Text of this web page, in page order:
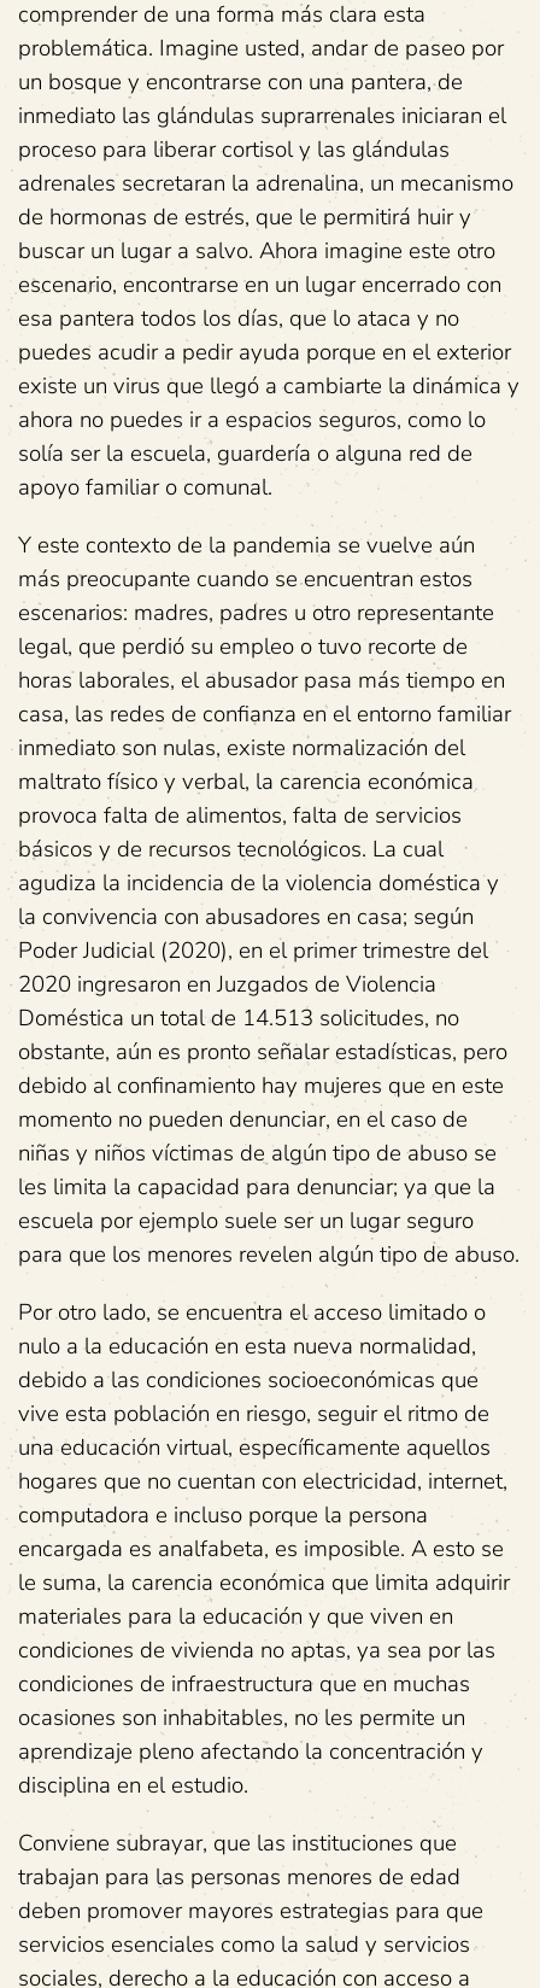
comprender de una forma más clara esta
problemática. Imagine usted, andar de paseo por
un bosque y encontrarse con una pantera, de
inmediato las glándulas suprarrenales iniciaran el
proceso para liberar cortisol y las glándulas
adrenales secretaran la adrenalina, un mecanismo
de hormonas de estrés, que le permitirá huir y
buscar un lugar a salvo. Ahora imagine este otro
escenario, encontrarse en un lugar encerrado con
esa pantera todos los días, que lo ataca y no
puedes acudir a pedir ayuda porque en el exterior
existe un virus que llegó a cambiarte la dinámica y
ahora no puedes ir a espacios seguros, como lo
solía ser la escuela, guardería o alguna red de
apoyo familiar o comunal.
Y este contexto de la pandemia se vuelve aún
más preocupante cuando se encuentran estos
escenarios: madres, padres u otro representante
legal, que perdió su empleo o tuvo recorte de
horas laborales, el abusador pasa más tiempo en
casa, las redes de confianza en el entorno familiar
inmediato son nulas, existe normalización del
maltrato físico y verbal, la carencia económica
provoca falta de alimentos, falta de servicios
básicos y de recursos tecnológicos. La cual
agudiza la incidencia de la violencia doméstica y
la convivencia con abusadores en casa; según
Poder Judicial (2020), en el primer trimestre del
2020 ingresaron en Juzgados de Violencia
Doméstica un total de 14.513 solicitudes, no
obstante, aún es pronto señalar estadísticas, pero
debido al confinamiento hay mujeres que en este
momento no pueden denunciar, en el caso de
niñas y niños víctimas de algún tipo de abuso se
les limita la capacidad para denunciar; ya que la
escuela por ejemplo suele ser un lugar seguro
para que los menores revelen algún tipo de abuso.
Por otro lado, se encuentra el acceso limitado o
nulo a la educación en esta nueva normalidad,
debido a las condiciones socioeconómicas que
vive esta población en riesgo, seguir el ritmo de
una educación virtual, específicamente aquellos
hogares que no cuentan con electricidad, internet,
computadora e incluso porque la persona
encargada es analfabeta, es imposible. A esto se
le suma, la carencia económica que limita adquirir
materiales para la educación y que viven en
condiciones de vivienda no aptas, ya sea por las
condiciones de infraestructura que en muchas
ocasiones son inhabitables, no les permite un
aprendizaje pleno afectando la concentración y
disciplina en el estudio.
Conviene subrayar, que las instituciones que
trabajan para las personas menores de edad
deben promover mayores estrategias para que
servicios esenciales como la salud y servicios
sociales, derecho a la educación con acceso a